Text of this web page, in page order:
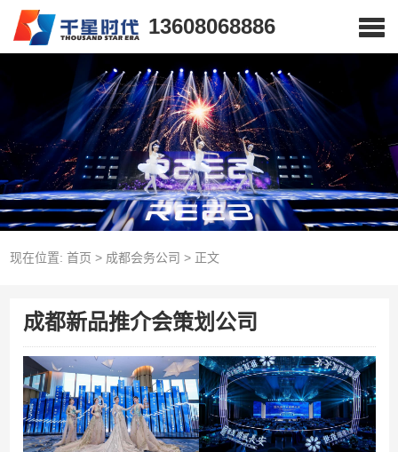
13608068886
现在位置: 首页 > 成都会务公司 > 正文
成都新品推介会策划公司